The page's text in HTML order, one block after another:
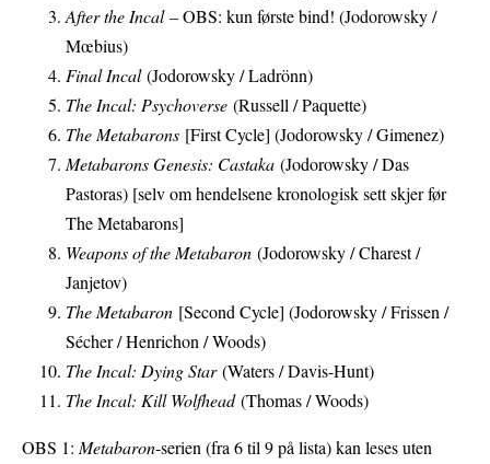
After the Incal– OBS: kun første bind! (Jodorowsky /
Mœbius)
Final Incal(Jodorowsky / Ladrönn)
The Incal: Psychoverse (Russell / Paquette)
The Metabarons [First Cycle] (Jodorowsky / Gimenez)
Metabarons Genesis: Castaka (Jodorowsky / Das
Pastoras) [selv om hendelsene kronologisk sett skjer før
The Metabarons]
Weapons of the Metabaron (Jodorowsky / Charest /
Janjetov)
The Metabaron [Second Cycle] (Jodorowsky / Frissen /
Sécher / Henrichon / Woods)
The Incal: Dying Star(Waters / Davis-Hunt)
The Incal: Kill Wolfhead(Thomas / Woods)
OBS 1: Metabaron-serien (fra 6 til 9 på lista) kan leses uten